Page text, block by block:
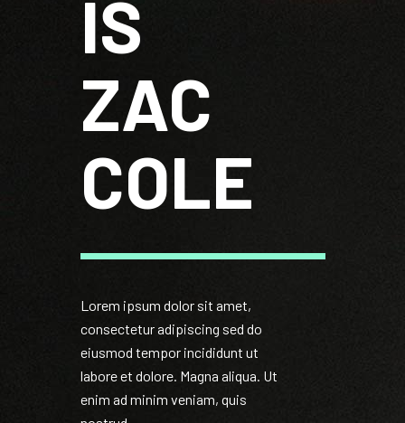
IS
ZAC
COLE
Lorem ipsum dolor sit amet,
consectetur adipiscing sed do
eiusmod tempor incididunt ut
labore et dolore. Magna aliqua. Ut
enim ad minim veniam, quis